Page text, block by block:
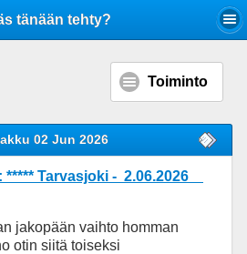
tänään tehty?
Toiminto
02 Jun 2026
***** Tarvasjoki - 2.06.2026
jakopään vaihto homman
otin siitä toiseksi